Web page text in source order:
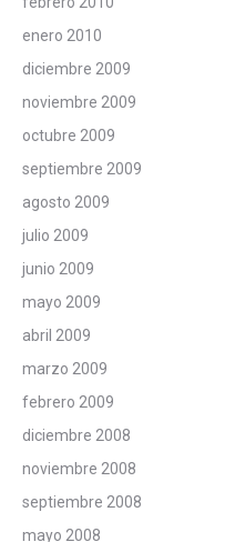
enero 2010
diciembre 2009
noviembre 2009
octubre 2009
septiembre 2009
agosto 2009
julio 2009
junio 2009
mayo 2009
abril 2009
marzo 2009
febrero 2009
diciembre 2008
noviembre 2008
septiembre 2008
mayo 2008